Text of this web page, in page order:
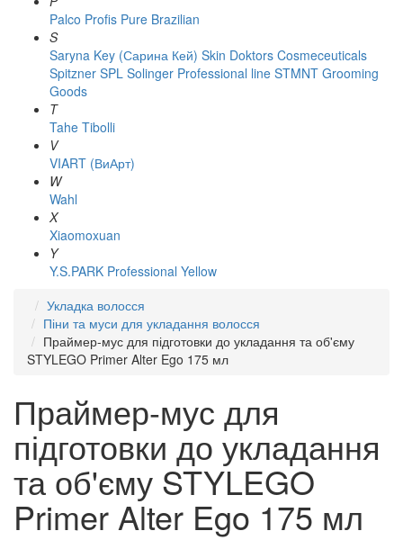
Palco Profis Pure Brazilian
S
Saryna Key (Сарина Кей) Skin Doktors Cosmeceuticals
Spitzner SPL Solinger Professional line STMNT Grooming
Goods
T
Tahe Tibolli
V
VIART (ВиАрт)
W
Wahl
X
Xiaomoxuan
Y
Y.S.PARK Professional Yellow
Укладка волосся
Піни та муси для укладання волосся
Праймер-мус для підготовки до укладання та об'єму
STYLEGO Primer Alter Ego 175 мл
Праймер-мус для
підготовки до укладання
та об'єму STYLEGO
Primer Alter Ego 175 мл